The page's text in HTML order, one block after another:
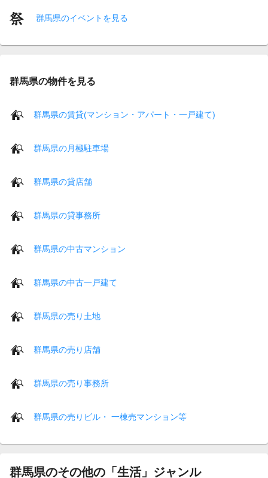
群馬県のイベントを見る
群馬県の物件を見る
群馬県の賃貸(マンション・アパート・一戸建て)
群馬県の月極駐車場
群馬県の貸店舗
群馬県の貸事務所
群馬県の中古マンション
群馬県の中古一戸建て
群馬県の売り土地
群馬県の売り店舗
群馬県の売り事務所
群馬県の売りビル・ 一棟売マンション等
群馬県のその他の「生活」ジャンル